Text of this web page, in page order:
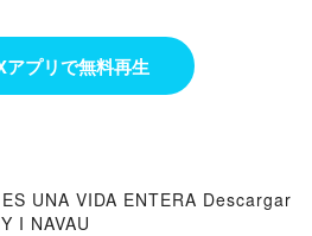
アプリで無料再生
UNA VIDA ENTERA Descargar
I NAVAU